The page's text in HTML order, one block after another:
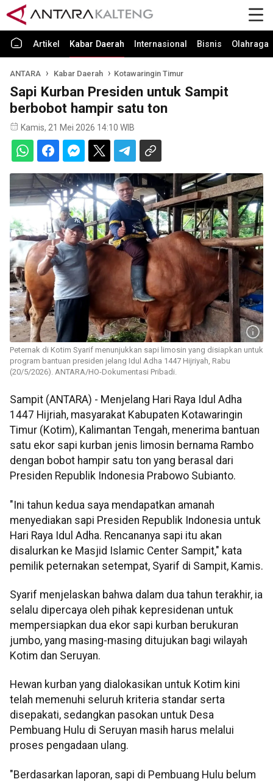
Artikel Kabar Daerah Internasional Bisnis Olahraga
ANTARA Kabar Daerah Kotawaringin Timur
Sapi Kurban Presiden untuk Sampit
berbobot hampir satu ton
Kamis, 21 Mei 2026 14:10 WIB
Peternak di Kotim Syarif menunjukkan sapi limosin yang disiapkan untuk
program bantuan presiden jelang Idul Adha 1447 Hijriyah, Rabu
(20/5/2026). ANTARA/HO-Dokumentasi Pribadi.
Sampit (ANTARA) - Menjelang Hari Raya Idul Adha
1447 Hijriah, masyarakat Kabupaten Kotawaringin
Timur (Kotim), Kalimantan Tengah, menerima bantuan
satu ekor sapi kurban jenis limosin bernama Rambo
dengan bobot hampir satu ton yang berasal dari
Presiden Republik Indonesia Prabowo Subianto.
"Ini tahun kedua saya mendapatkan amanah
menyediakan sapi Presiden Republik Indonesia untuk
Hari Raya Idul Adha. Rencananya sapi itu akan
disalurkan ke Masjid Islamic Center Sampit," kata
pemilik peternakan setempat, Syarif di Sampit, Kamis.
Syarif menjelaskan bahwa dalam dua tahun terakhir, ia
selalu dipercaya oleh pihak kepresidenan untuk
mempersiapkan dua ekor sapi kurban berukuran
jumbo, yang masing-masing ditujukan bagi wilayah
Kotim dan Seruyan.
Hewan kurban yang dialokasikan untuk Kotim kini
telah memenuhi seluruh kriteria standar serta
disepakati, sedangkan pasokan untuk Desa
Pembuang Hulu di Seruyan masih harus melalui
proses pengadaan ulang.
"Berdasarkan laporan, sapi di Pembuang Hulu belum